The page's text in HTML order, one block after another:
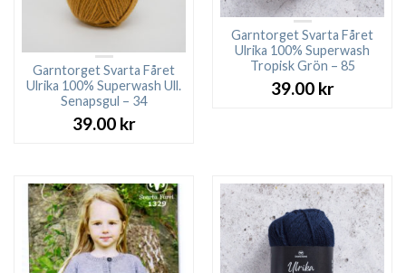
Garntorget Svarta Fåret
Ulrika 100% Superwash Ull.
Senapsgul – 34
39.00 kr
Garntorget Svarta Fåret
Ulrika 100% Superwash
Tropisk Grön – 85
39.00 kr